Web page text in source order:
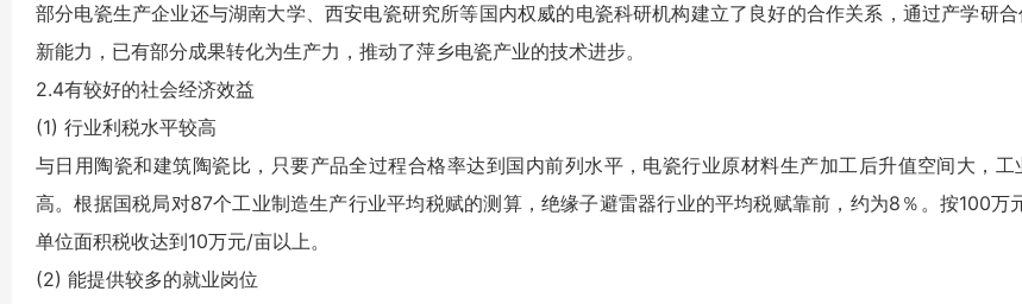
部分电瓷生产企业还与湖南大学、西安电瓷研究所等国内权威的电瓷科研机构建立了良好的合作关系，通过产学研
新能力，已有部分成果转化为生产力，推动了萍乡电瓷产业的技术进步。
2.4有较好的社会经济效益
(1) 行业利税水平较高
与日用陶瓷和建筑陶瓷比，只要产品全过程合格率达到国内前列水平，电瓷行业原材料生产加工后升值空间大，
高。根据国税局对87个工业制造生产行业平均税赋的测算，绝缘子避雷器行业的平均税赋靠前，约为8％。按100万
单位面积税收达到10万元/亩以上。
(2) 能提供较多的就业岗位